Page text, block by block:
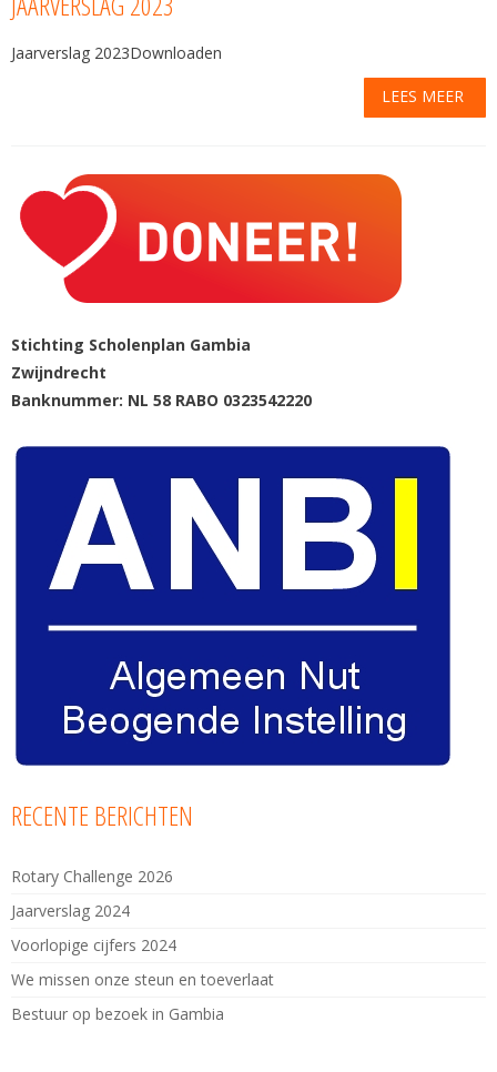
Jaarverslag 2023Downloaden
LEES MEER
Stichting Scholenplan Gambia
Zwijndrecht
Banknummer: NL 58 RABO 0323542220
RECENTE BERICHTEN
Rotary Challenge 2026
Jaarverslag 2024
Voorlopige cijfers 2024
We missen onze steun en toeverlaat
Bestuur op bezoek in Gambia